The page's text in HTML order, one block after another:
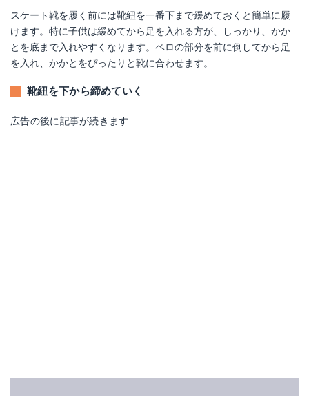
スケート靴を履く前には靴紐を一番下まで緩めておくと簡単に履
けます。特に子供は緩めてから足を入れる方が、しっかり、かか
とを底まで入れやすくなります。ベロの部分を前に倒してから足
を入れ、かかとをぴったりと靴に合わせます。
靴紐を下から締めていく
広告の後に記事が続きます